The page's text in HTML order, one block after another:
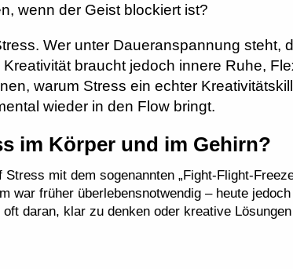
wenn der Geist blockiert ist?
Wer unter Daueranspannung steht,
braucht jedoch innere Ruhe,
warum Stress ein echter
wieder in den Flow bringt.
im Körper und im Gehirn?
mit dem sogenannten „Fight-Flight-
war früher überlebensnotwendig – heute
daran, klar zu denken oder kreative